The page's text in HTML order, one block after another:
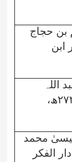
بن حجاج
ابن
اللہ
ھ،
محمد
الفکر